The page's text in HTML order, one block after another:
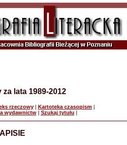
za lata 1989-2012
rzeczowy | Kartoteka czasopism |
wydawnictw| Szukaj tytułu |